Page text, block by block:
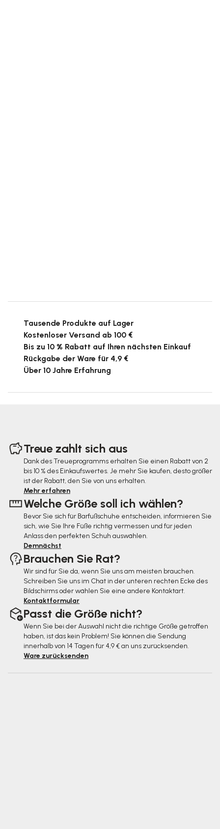
Tausende Produkte auf Lager
Kostenloser Versand ab 100 €
Bis zu 10 % Rabatt auf Ihren nächsten Einkauf
Rückgabe der Ware für 4,9 €
Über 10 Jahre Erfahrung
Treue zahlt sich aus
Dank des Treueprogramms erhalten Sie einen Rabatt von 2
bis 10 % des Einkaufswertes. Je mehr Sie kaufen, desto größer
ist der Rabatt, den Sie von uns erhalten.
Mehr erfahren
Welche Größe soll ich wählen?
Bevor Sie sich für Barfußschuhe entscheiden, informieren Sie
sich, wie Sie Ihre Füße richtig vermessen und für jeden
Anlass den perfekten Schuh auswählen.
Demnächst
Brauchen Sie Rat?
Wir sind für Sie da, wenn Sie uns am meisten brauchen.
Schreiben Sie uns im Chat in der unteren rechten Ecke des
Bildschirms oder wählen Sie eine andere Kontaktart.
Kontaktformular
Passt die Größe nicht?
Wenn Sie bei der Auswahl nicht die richtige Größe getroffen
haben, ist das kein Problem! Sie können die Sendung
innerhalb von 14 Tagen für 4,9 € an uns zurücksenden.
Ware zurücksenden